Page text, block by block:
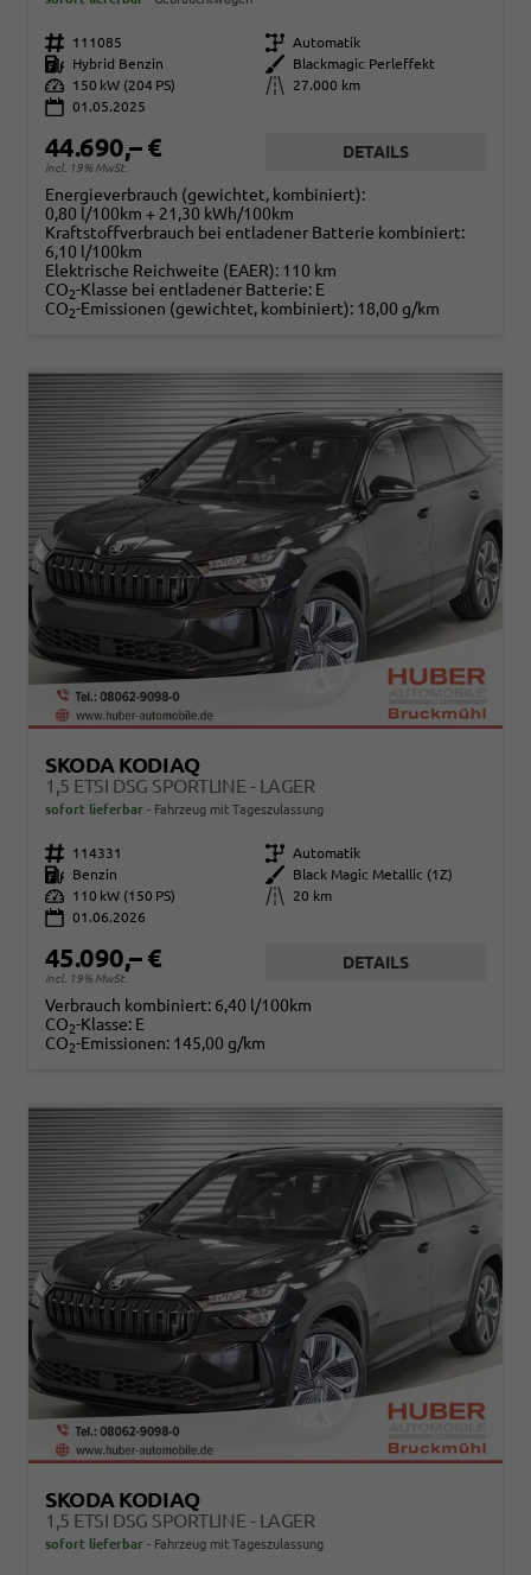
Fahrzeugnr. 111085 Getriebe Automatik
Kraftstoff
Hybrid Benzin Außenfarbe
Blackmagic Perleffekt
Leistung
150 kW (204 PS) Kilometerstand
27.000 km
01.05.2025
44.690,– €
incl. 19% MwSt.
DETAILS
Energieverbrauch (gewichtet, kombiniert):
0,80 l/100km + 21,30 kWh/100km
Kraftstoffverbrauch bei entladener Batterie kombiniert:
6,10 l/100km
Elektrische Reichweite (EAER): 110 km
CO2-Klasse bei entladener Batterie: E
CO2-Emissionen (gewichtet, kombiniert): 18,00 g/km
SKODA KODIAQ
1,5 ETSI DSG SPORTLINE - LAGER
sofort lieferbar Fahrzeug mit Tageszulassung
Fahrzeugnr. 114331 Getriebe Automatik
Kraftstoff
Benzin Außenfarbe
Black Magic Metallic (1Z)
Leistung
110 kW (150 PS) Kilometerstand
20 km
01.06.2026
45.090,– €
incl. 19% MwSt.
DETAILS
Verbrauch kombiniert: 6,40 l/100km
CO2-Klasse: E
CO2-Emissionen: 145,00 g/km
SKODA KODIAQ
1,5 ETSI DSG SPORTLINE - LAGER
sofort lieferbar Fahrzeug mit Tageszulassung